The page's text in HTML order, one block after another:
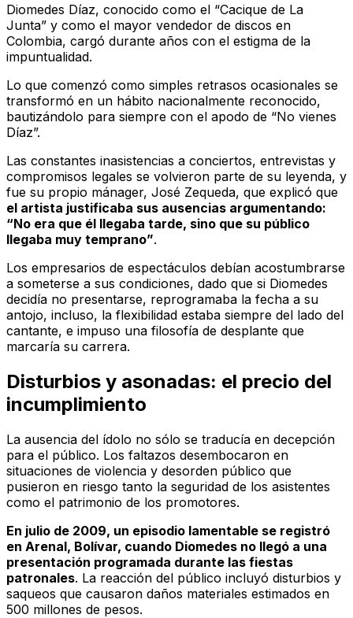
Diomedes Díaz, conocido como el “Cacique de La
Junta” y como el mayor vendedor de discos en
Colombia, cargó durante años con el estigma de la
impuntualidad.
Lo que comenzó como simples retrasos ocasionales se
transformó en un hábito nacionalmente reconocido,
bautizándolo para siempre con el apodo de “No vienes
Díaz”.
Las constantes inasistencias a conciertos, entrevistas y
compromisos legales se volvieron parte de su leyenda, y
fue su propio mánager, José Zequeda, que explicó que
el artista justificaba sus ausencias argumentando:
“No era que él llegaba tarde, sino que su público
llegaba muy temprano”.
Los empresarios de espectáculos debían acostumbrarse
a someterse a sus condiciones, dado que si Diomedes
decidía no presentarse, reprogramaba la fecha a su
antojo, incluso, la flexibilidad estaba siempre del lado del
cantante, e impuso una filosofía de desplante que
marcaría su carrera.
Disturbios y asonadas: el precio del
incumplimiento
La ausencia del ídolo no sólo se traducía en decepción
para el público. Los faltazos desembocaron en
situaciones de violencia y desorden público que
pusieron en riesgo tanto la seguridad de los asistentes
como el patrimonio de los promotores.
En julio de 2009, un episodio lamentable se registró
en Arenal, Bolívar, cuando Diomedes no llegó a una
presentación programada durante las fiestas
patronales. La reacción del público incluyó disturbios y
saqueos que causaron daños materiales estimados en
500 millones de pesos.